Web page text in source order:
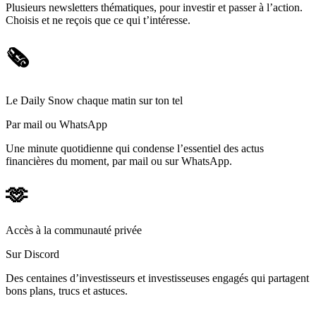
Plusieurs newsletters thématiques, pour investir et passer à l’action.
Choisis et ne reçois que ce qui t’intéresse.
🗞️
Le Daily Snow chaque matin sur ton tel
Par mail ou WhatsApp
Une minute quotidienne qui condense l’essentiel des actus
financières du moment, par mail ou sur WhatsApp.
🫶
Accès à la communauté privée
Sur Discord
Des centaines d’investisseurs et investisseuses engagés qui partagent
bons plans, trucs et astuces.